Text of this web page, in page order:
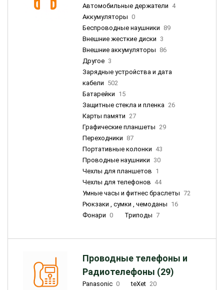
Автомобильные держатели 4
Аккумуляторы 0
Беспроводные наушники 89
Внешние жесткие диски 3
Внешние аккумуляторы 86
Другое 3
Зарядные устройства и дата
кабели 502
Батарейки 15
Защитные стекла и пленка 26
Карты памяти 27
Графические планшеты 29
Переходники 87
Портативные колонки 43
Проводные наушники 30
Чехлы для планшетов 1
Чехлы для телефонов 44
Умные часы и фитнес браслеты 72
Рюкзаки , сумки , чемоданы 16
Фонари 0 Триподы 7
Проводные телефоны и
Радиотелефоны (29)
Panasonic 0 teXet 20